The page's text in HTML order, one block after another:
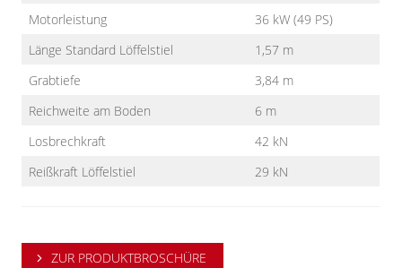
Motorleistung
36 kW (49 PS)
Länge Standard Löffelstiel
1,57 m
Grabtiefe
3,84 m
Reichweite am Boden
6 m
Losbrechkraft
42 kN
Reißkraft Löffelstiel
29 kN
ZUR PRODUKTBROSCHÜRE